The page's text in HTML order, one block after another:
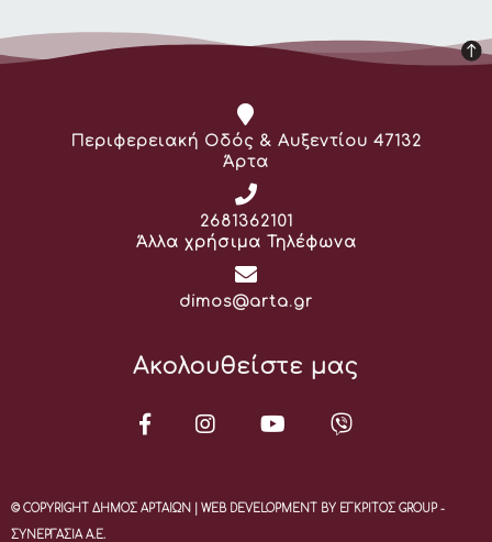
Διεύθυνση:
Περιφερειακή Οδός & Αυξεντίου 47132
Άρτα
Τηλέφωνο:
2681362101
Άλλα χρήσιμα Τηλέφωνα
Email:
dimos@arta.gr
Ακολουθείστε μας
© COPYRIGHT ΔΗΜΟΣ ΑΡΤΑΙΩΝ | WEB DEVELOPMENT BY ΕΓΚΡΙΤΟΣ GROUP -
ΣΥΝΕΡΓΑΣΙΑ Α.Ε.